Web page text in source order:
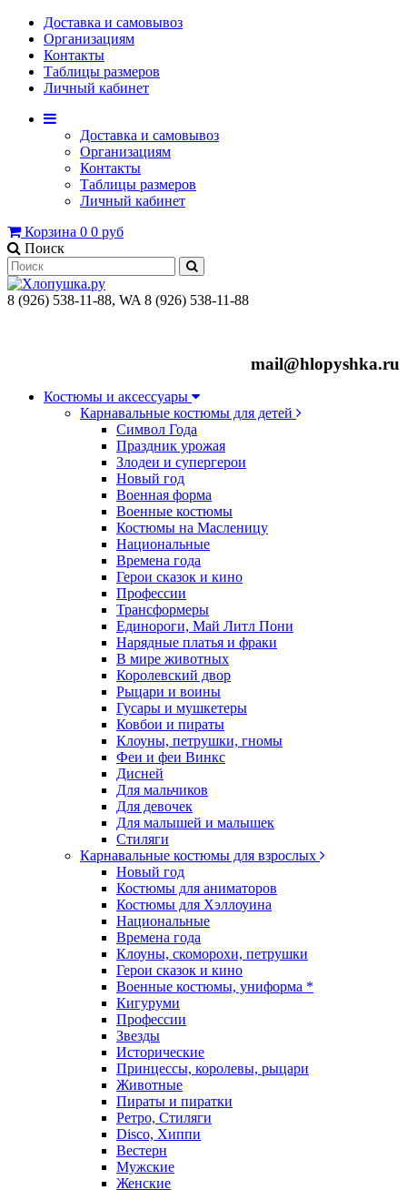
Доставка и самовывоз
Организациям
Контакты
Таблицы размеров
Личный кабинет
Доставка и самовывоз
Организациям
Контакты
Таблицы размеров
Личный кабинет
Корзина 0 0 руб
Поиск
8 (926) 538-11-88, WA 8 (926) 538-11-88
mail@hlopyshka.ru
Костюмы и аксессуары
Карнавальные костюмы для детей
Символ Года
Праздник урожая
Злодеи и супергерои
Новый год
Военная форма
Военные костюмы
Костюмы на Масленицу
Национальные
Времена года
Герои сказок и кино
Профессии
Трансформеры
Единороги, Май Литл Пони
Нарядные платья и фраки
В мире животных
Королевский двор
Рыцари и воины
Гусары и мушкетеры
Ковбои и пираты
Клоуны, петрушки, гномы
Феи и феи Винкс
Дисней
Для мальчиков
Для девочек
Для малышей и малышек
Стиляги
Карнавальные костюмы для взрослых
Новый год
Костюмы для аниматоров
Костюмы для Хэллоуина
Национальные
Времена года
Клоуны, скоморохи, петрушки
Герои сказок и кино
Военные костюмы, униформа *
Кигуруми
Профессии
Звезды
Исторические
Принцессы, королевы, рыцари
Животные
Пираты и пиратки
Ретро, Стиляги
Disco, Хиппи
Вестерн
Мужские
Женские